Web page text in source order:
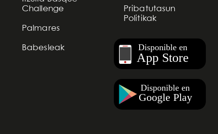
Challenge
Palmares
Babesleak
Pribatutasun
Politikak